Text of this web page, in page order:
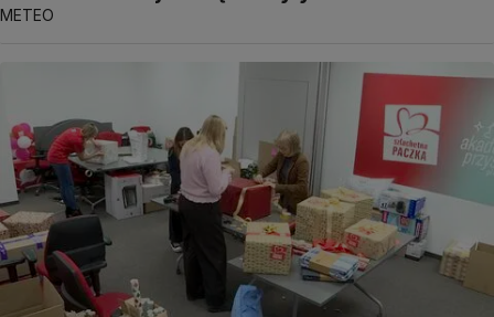
METEO